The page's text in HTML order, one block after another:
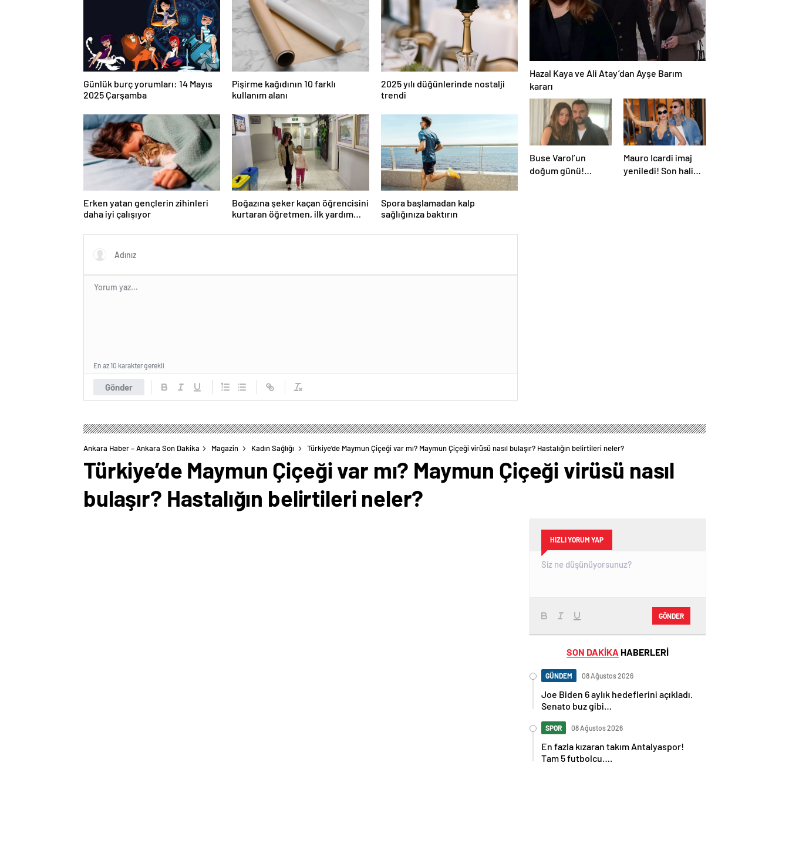
Günlük burç yorumları: 14 Mayıs
2025 Çarşamba
Pişirme kağıdının 10 farklı
kullanım alanı
2025 yılı düğünlerinde nostalji
trendi
Erken yatan gençlerin zihinleri
daha iyi çalışıyor
Boğazına şeker kaçan öğrencisini
kurtaran öğretmen, ilk yardım
Spora başlamadan kalp
sağlığınıza baktırın
Gönder
En az 10 karakter gerekli
Hazal Kaya ve Ali Atay’dan Ayşe Barım
kararı
Buse Varol’un
doğum günü!
Mauro Icardi imaj
yeniledi! Son hali
Ankara Haber – Ankara Son Dakika Magazin Kadın Sağlığı Türkiye’de Maymun Çiçeği var mı? Maymun Çiçeği virüsü nasıl bulaşır? Hastalığın belirtileri neler?
Türkiye’de Maymun Çiçeği var mı? Maymun Çiçeği virüsü nasıl
bulaşır? Hastalığın belirtileri neler?
HIZLI YORUM YAP
GÖNDER
SON DAKİKA HABERLERİ
GÜNDEM 08 Ağustos 2026
Joe Biden 6 aylık hedeflerini açıkladı.
Senato buz gibi…
SPOR 08 Ağustos 2026
En fazla kızaran takım Antalyaspor!
Tam 5 futbolcu….